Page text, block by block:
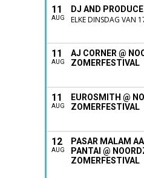
11
AUG
DJ AND
ELKE DINSDAG VAN
11
AUG
AJ CORNER @
ZOMERFESTIVAL
11
AUG
EUROSMITH @
ZOMERFESTIVAL
12
AUG
PASAR MALAM
PANTAI @
ZOMERFESTIVAL